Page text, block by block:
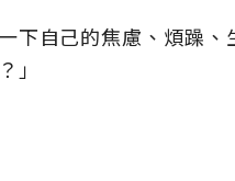
自己的焦慮、煩躁、
」